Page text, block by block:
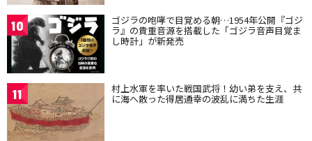
10 ゴジラの咆哮で目覚める朝…1954年公開『ゴジ
ラ』の貴重音源を搭載した「ゴジラ音声目覚ま
し時計」が新発売
11 村上水軍を率いた戦国武将！幼い弟を支え、共
に海へ散った得居通幸の波乱に満ちた生涯